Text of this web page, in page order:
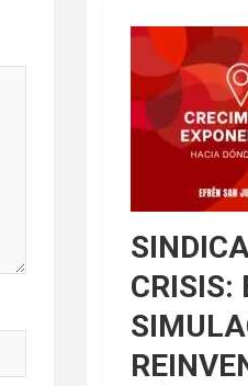
CRISIS: